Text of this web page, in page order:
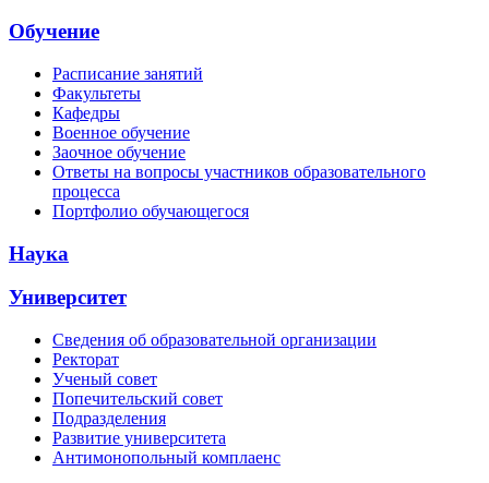
Обучение
Расписание занятий
Факультеты
Кафедры
Военное обучение
Заочное обучение
Ответы на вопросы участников образовательного
процесса
Портфолио обучающегося
Наука
Университет
Сведения об образовательной организации
Ректорат
Ученый совет
Попечительский совет
Подразделения
Развитие университета
Антимонопольный комплаенс